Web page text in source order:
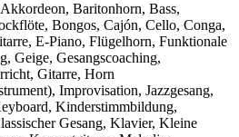
Akkordeon, Baritonhorn, Bass,
Bongos, Cajón, Cello, Conga,
E-Piano, Flügelhorn, Funktionale
Geige, Gesangscoaching,
Gitarre, Horn
Improvisation, Jazzgesang,
Kinderstimmbildung,
Gesang, Klavier, Kleine